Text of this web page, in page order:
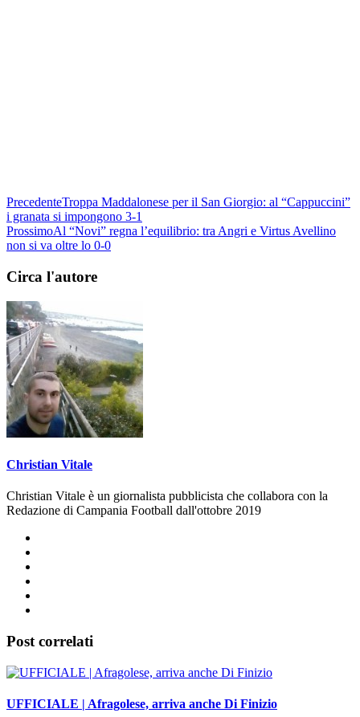
PrecedenteTroppa Maddalonese per il San Giorgio: al “Cappuccini”
i granata si impongono 3-1
ProssimoAl “Novi” regna l’equilibrio: tra Angri e Virtus Avellino
non si va oltre lo 0-0
Circa l'autore
Christian Vitale
Christian Vitale è un giornalista pubblicista che collabora con la
Redazione di Campania Football dall'ottobre 2019
Post correlati
UFFICIALE | Afragolese, arriva anche Di Finizio